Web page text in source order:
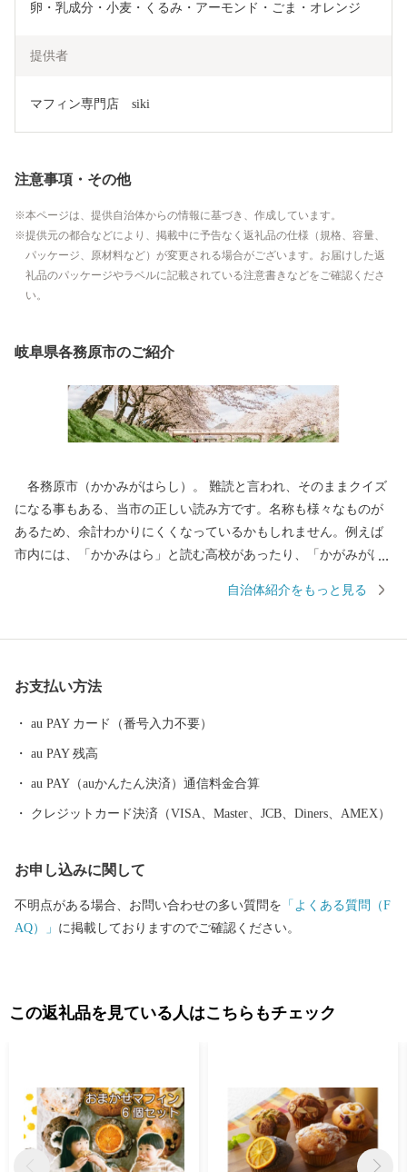
卵・乳成分・小麦・くるみ・アーモンド・ごま・オレンジ
提供者
マフィン専門店　siki
注意事項・その他
本ページは、提供自治体からの情報に基づき、作成しています。
提供元の都合などにより、掲載中に予告なく返礼品の仕様（規格、容量、
パッケージ、原材料など）が変更される場合がございます。お届けした返
礼品のパッケージやラベルに記載されている注意書きなどをご確認くださ
い。
岐阜県各務原市のご紹介
各務原市（かかみがはらし）。 難読と言われ、そのままクイズ
になる事もある、当市の正しい読み方です。名称も様々なものが
あるため、余計わかりにくくなっているかもしれません。例えば
市内には、「かかみはら」と読む高校があったり、「かがみがは
となっていますので、県外の人は「各務ケ原市」と書く人もいる
点と言われるまで成長した航空機産業はじめ、ロボット、医療機
器等々、次世代に繋がる先端産業が集まっており、現在もその技
メージする方が多いのではないでしょうか。 最近は、県外から多
くの人が訪れる大型商業施設や、高速道路と直結した県内有数の
観光施設「河川環境楽園」、リニューアルした国内最大級の航空
園が整備され特徴的な公園も多い街ですが、近年はその公園を活
用した、こだわりのフェス（OUR FAVORITE THINGS）やマル
シェ（マーケット日和）などを開催しています。 当市ふるさと納
非、記念品をチェックして遊びにきて下さい！。 今、当市は「も
く、交通網も充実した住みやすい街、かかみがはらにお越しくだ
さい。
自治体紹介をもっと見る
お支払い方法
au PAY カード（番号入力不要）
au PAY 残高
au PAY（auかんたん決済）通信料金合算
クレジットカード決済（VISA、Master、JCB、Diners、AMEX）
お申し込みに関して
不明点がある場合、お問い合わせの多い質問を 「よくある質問（F
AQ）」 に掲載しておりますのでご確認ください。
この返礼品を見ている人はこちらもチェック